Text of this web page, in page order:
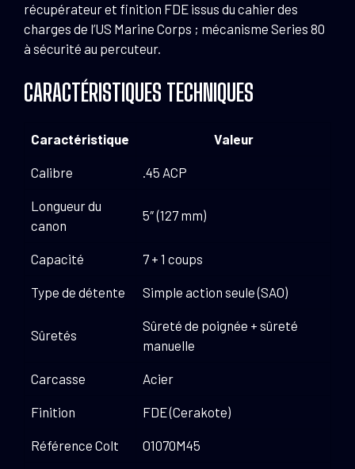
récupérateur et finition FDE issus du cahier des
charges de l’US Marine Corps ; mécanisme Series 80
à sécurité au percuteur.
CARACTÉRISTIQUES TECHNIQUES
Caractéristique Valeur
Calibre .45 ACP
Longueur du
canon
5″ (127 mm)
Capacité 7 + 1 coups
Type de détente Simple action seule (SAO)
Sûretés
Sûreté de poignée + sûreté
manuelle
Carcasse Acier
Finition FDE (Cerakote)
Référence Colt O1070M45